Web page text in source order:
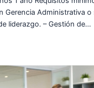
Gerencia Administrativa o
liderazgo. – Gestión de…